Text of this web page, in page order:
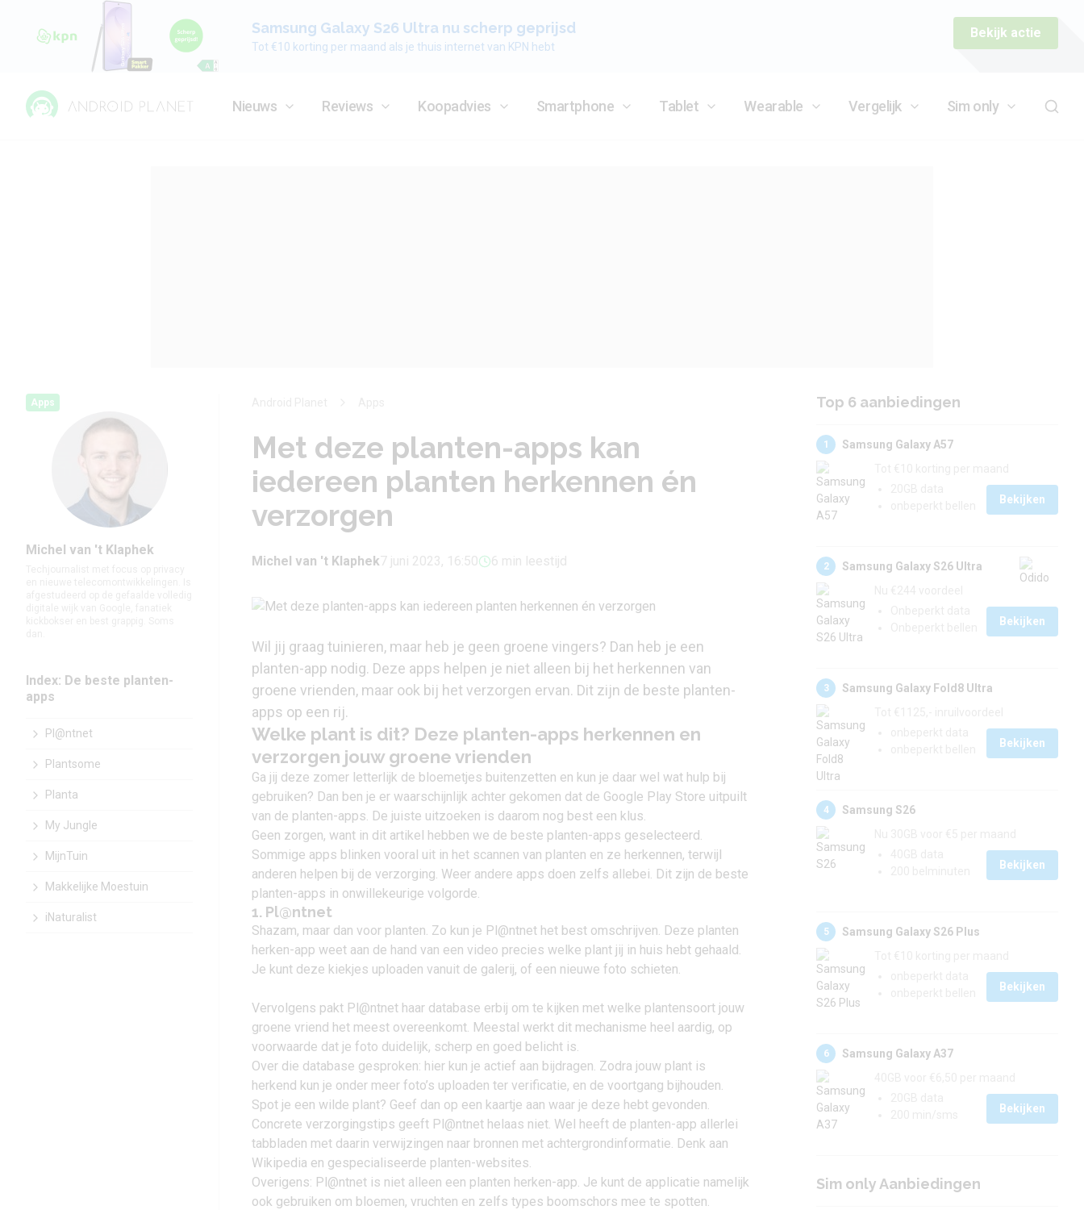
Samsung Galaxy S26 Ultra nu scherp geprijsd
Tot €10 korting per maand als je thuis internet van KPN hebt
Bekijk actie
Nieuws Reviews Koopadvies Smartphone Tablet Wearable Vergelijk Sim only
Apps
Michel van 't Klaphek
Index: De beste planten-
apps
Pl@ntnet
Plantsome
Planta
My Jungle
MijnTuin
Makkelijke Moestuin
iNaturalist
Met deze planten-apps kan
iedereen planten herkennen én
verzorgen
Michel van 't Klaphek7 juni 2023, 16:50 6 min leestijd
Wil jij graag tuinieren, maar heb je geen groene vingers? Dan heb je een
planten-app nodig. Deze apps helpen je niet alleen bij het herkennen van
groene vrienden, maar ook bij het verzorgen ervan. Dit zijn de beste planten-
apps op een rij.
Welke plant is dit? Deze planten-apps herkennen en
verzorgen jouw groene vrienden
Ga jij deze zomer letterlijk de bloemetjes buitenzetten en kun je daar wel wat hulp bij
gebruiken? Dan ben je er waarschijnlijk achter gekomen dat de Google Play Store uitpuilt
van de planten-apps. De juiste uitzoeken is daarom nog best een klus.
Geen zorgen, want in dit artikel hebben we de beste planten-apps geselecteerd.
Sommige apps blinken vooral uit in het scannen van planten en ze herkennen, terwijl
anderen helpen bij de verzorging. Weer andere apps doen zelfs allebei. Dit zijn de beste
planten-apps in onwillekeurige volgorde.
1. Pl@ntnet
Shazam, maar dan voor planten. Zo kun je Pl@ntnet het best omschrijven. Deze planten
herken-app weet aan de hand van een video precies welke plant jij in huis hebt gehaald.
Je kunt deze kiekjes uploaden vanuit de galerij, of een nieuwe foto schieten.
Vervolgens pakt Pl@ntnet haar database erbij om te kijken met welke plantensoort jouw
groene vriend het meest overeenkomt. Meestal werkt dit mechanisme heel aardig, op
voorwaarde dat je foto duidelijk, scherp en goed belicht is.
Over die database gesproken: hier kun je actief aan bijdragen. Zodra jouw plant is
herkend kun je onder meer foto’s uploaden ter verificatie, en de voortgang bijhouden.
Spot je een wilde plant? Geef dan op een kaartje aan waar je deze hebt gevonden.
Concrete verzorgingstips geeft Pl@ntnet helaas niet. Wel heeft de planten-app allerlei
tabbladen met daarin verwijzingen naar bronnen met achtergrondinformatie. Denk aan
Wikipedia en gespecialiseerde planten-websites.
Overigens: Pl@ntnet is niet alleen een planten herken-app. Je kunt de applicatie namelijk
ook gebruiken om bloemen, vruchten en zelfs types boomschors mee te spotten.
Top 6 aanbiedingen
1
Samsung Galaxy A57
Bekijken
2
Samsung Galaxy S26 Ultra
Bekijken
3
Samsung Galaxy Fold8 Ultra
Bekijken
4
Samsung S26
Bekijken
5
Samsung Galaxy S26 Plus
Bekijken
6
Samsung Galaxy A37
Bekijken
Sim only Aanbiedingen